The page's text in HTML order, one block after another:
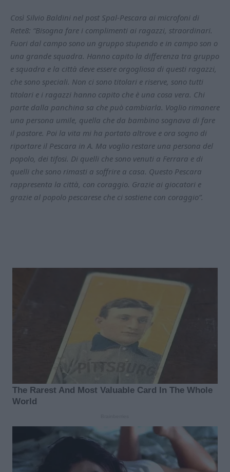
Così Silvio Baldini nel post Spal-Pescara ai microfoni di
Rete8: “Bisogna fare i complimenti ai ragazzi, straordinari.
Fuori dal campo sono un gruppo stupendo e in campo son o
una grande squadra. Hanno capito la differenza tra gruppo
e squadra e la città deve essere orgogliosa di questi ragazzi,
che sono speciali. Non ci sono titolari e riserve, sono tutti
titolari e i ragazzi hanno capito che è una cosa vera. Chi
parte dalla panchina sa che può cambiarla. Voglio rimanere
una persona umile, quella che da bambino sognava di fare
il pastore. Poi la vita mi ha portato altrove e ora sogno di
riportare il Pescara in A. Ma voglio restare una persona del
popolo, dei tifosi. Di quelli che sono venuti a Ferrara e di
quelli che sono rimasti a soffrire a casa. Questo Pescara
rappresenta la città, con coraggio. Grazie ai giocatori e
grazie al popolo pescarese che ci sostiene con coraggio”.